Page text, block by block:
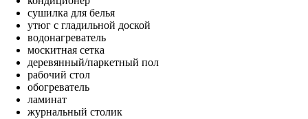
сушилка для белья
утюг с гладильной доской
водонагреватель
москитная сетка
деревянный/паркетный пол
рабочий стол
обогреватель
ламинат
журнальный столик